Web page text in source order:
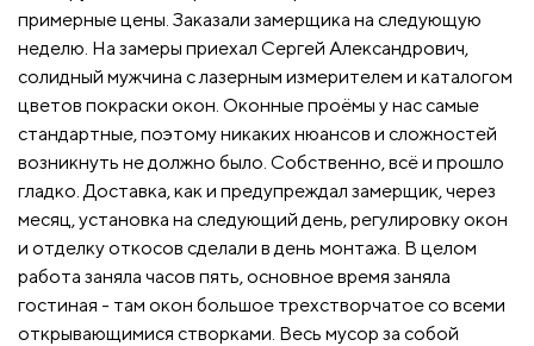
примерные цены. Заказали замерщика на следующую
неделю. На замеры приехал Сергей Александрович,
солидный мужчина с лазерным измерителем и каталогом
цветов покраски окон. Оконные проёмы у нас самые
стандартные, поэтому никаких нюансов и сложностей
возникнуть не должно было. Собственно, всё и прошло
гладко. Доставка, как и предупреждал замерщик, через
месяц, установка на следующий день, регулировку окон
и отделку откосов сделали в день монтажа. В целом
работа заняла часов пять, основное время заняла
гостиная - там окон большое трехстворчатое со всеми
открывающимися створками. Весь мусор за собой